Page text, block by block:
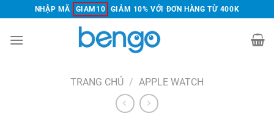
đến
nội
NHẬP MÃ GIAM10 GIẢM 10% VỚI ĐƠN HÀNG TỪ 400K
TRANG CHỦ / APPLE WATCH